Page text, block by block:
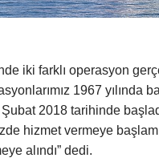
iki farklı operasyon
1967 yılında
Şubat 2018 tarihinde
hizmet vermeye
alındı” dedi.